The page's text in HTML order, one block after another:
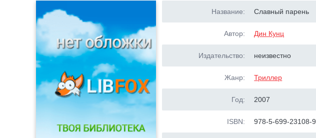
Название: Славный парень
Автор: Дин Кунц
Издательство: неизвестно
Жанр: Триллер
Год: 2007
ISBN: 978-5-699-23108-9